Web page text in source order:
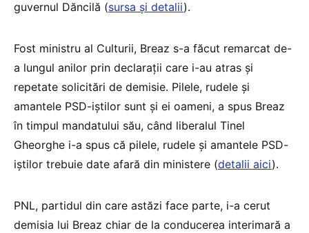
guvernul Dăncilă (sursa și detalii).
Fost ministru al Culturii, Breaz s-a făcut remarcat de-
a lungul anilor prin declarații care i-au atras și
repetate solicitări de demisie. Pilele, rudele și
amantele PSD-iștilor sunt și ei oameni, a spus Breaz
în timpul mandatului său, când liberalul Tinel
Gheorghe i-a spus că pilele, rudele și amantele PSD-
iștilor trebuie date afară din ministere (detalii aici).
PNL, partidul din care astăzi face parte, i-a cerut
demisia lui Breaz chiar de la conducerea interimară a